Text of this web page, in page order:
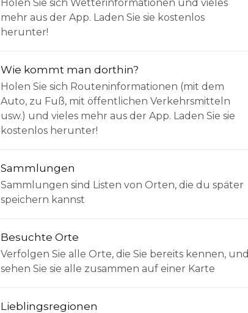
Holen Sie sich Wetterinformationen und vieles
mehr aus der App. Laden Sie sie kostenlos
herunter!
Wie kommt man dorthin?
Holen Sie sich Routeninformationen (mit dem
Auto, zu Fuß, mit öffentlichen Verkehrsmitteln
usw.) und vieles mehr aus der App. Laden Sie sie
kostenlos herunter!
Sammlungen
Sammlungen sind Listen von Orten, die du später
speichern kannst
Besuchte Orte
Verfolgen Sie alle Orte, die Sie bereits kennen, und
sehen Sie sie alle zusammen auf einer Karte
Lieblingsregionen